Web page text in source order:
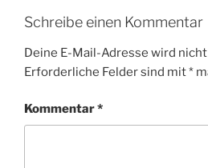
Schreibe einen Kommentar
Deine E-Mail-Adresse wird
Erforderliche Felder sind mit*
Kommentar*